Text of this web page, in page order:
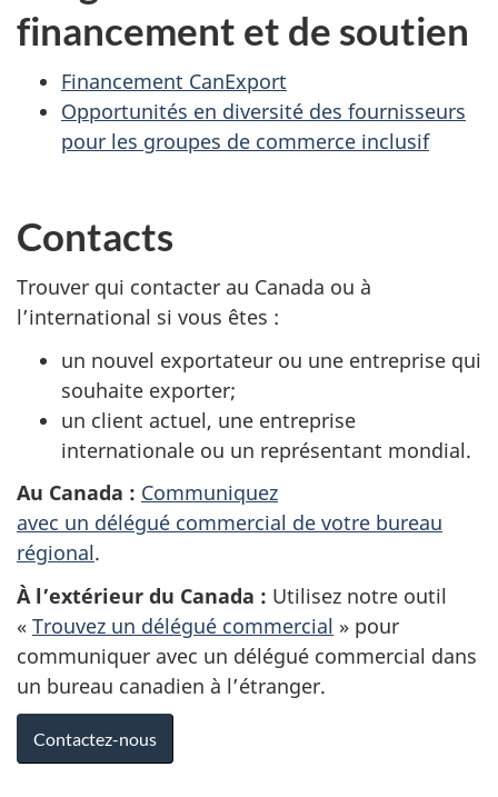
financement et de soutien
Financement CanExport
Opportunités en diversité des fournisseurs
pour les groupes de commerce inclusif
Contacts
Trouver qui contacter au Canada ou à
l’international si vous êtes :
un nouvel exportateur ou une entreprise qui
souhaite exporter;
un client actuel, une entreprise
internationale ou un représentant mondial.
Au Canada : Communiquez
avec un délégué commercial de votre bureau
régional.
À l’extérieur du Canada : Utilisez notre outil
« Trouvez un délégué commercial » pour
communiquer avec un délégué commercial dans
un bureau canadien à l’étranger.
Contactez-nous